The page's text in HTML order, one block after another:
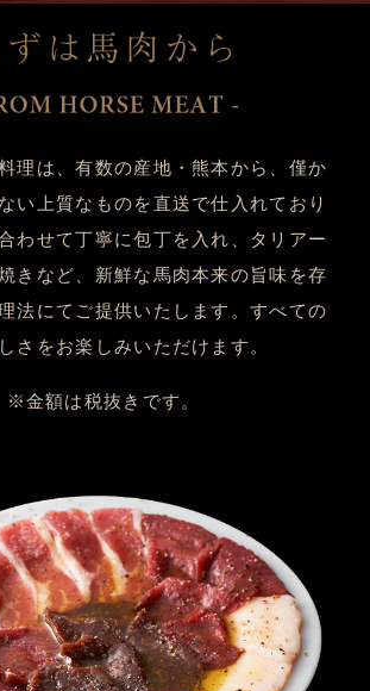
理は、有数の産地・熊本から、僅か
い上質なものを直送で仕入れており
わせて丁寧に包丁を入れ、タリアー
きなど、新鮮な馬肉本来の旨味を存
法にてご提供いたします。すべての
さをお楽しみいただけます。
※金額は税抜きです。